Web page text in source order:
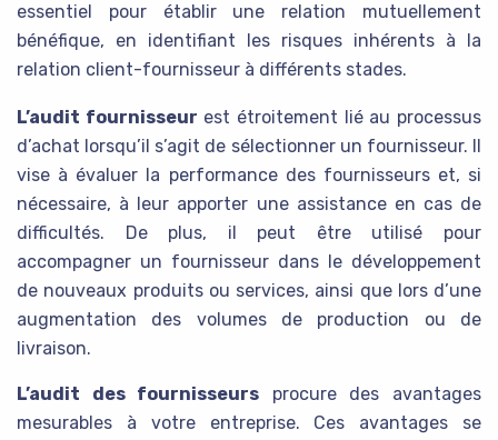
essentiel pour établir une relation mutuellement
bénéfique, en identifiant les risques inhérents à la
relation client-fournisseur à différents stades.
L’audit fournisseur est étroitement lié au processus
d’achat lorsqu’il s’agit de sélectionner un fournisseur. Il
vise à évaluer la performance des fournisseurs et, si
nécessaire, à leur apporter une assistance en cas de
difficultés. De plus, il peut être utilisé pour
accompagner un fournisseur dans le développement
de nouveaux produits ou services, ainsi que lors d’une
augmentation des volumes de production ou de
livraison.
L’audit des fournisseurs procure des avantages
mesurables à votre entreprise. Ces avantages se